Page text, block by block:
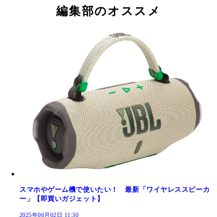
編集部のオススメ
スマホやゲーム機で使いたい！ 最新「ワイヤレススピーカ
ー」【即買いガジェット】
2025年06月02日 11:30